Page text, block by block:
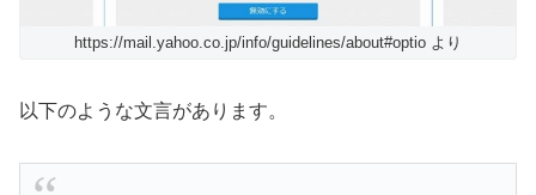
https://mail.yahoo.co.jp/info/guidelines/about#optio より
以下のような文言があります。